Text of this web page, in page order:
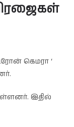
கெமரா ‘
இதில்